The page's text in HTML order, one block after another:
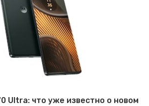
Ultra: что уже известно о новом